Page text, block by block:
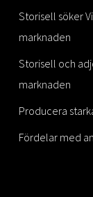
Storisell söker
marknaden
Storisell och
marknaden
Producera
Fördelar med